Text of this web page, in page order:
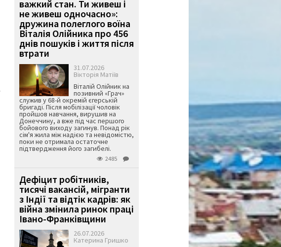
важкий стан. Ти живеш і
не живеш одночасно»:
дружина полеглого воїна
Віталія Олійника про 456
днів пошуків і життя після
втрати
31.07.2026
Вікторія Матіїв
Віталій Олійник на
позивний «Грач»
служив у 68-й окремій єгерській
бригаді. Після мобілізації чоловік
пройшов навчання, вирушив на
Донеччину, а вже під час першого
бойового виходу загинув. Понад рік
сім'я жила між надією та невідомістю,
поки не отримала остаточне
підтвердження його загибелі.
2485
Дефіцит робітників,
тисячі вакансій, мігранти
з Індії та відтік кадрів: як
війна змінила ринок праці
Івано-Франківщини
26.07.2026
Катерина Гришко